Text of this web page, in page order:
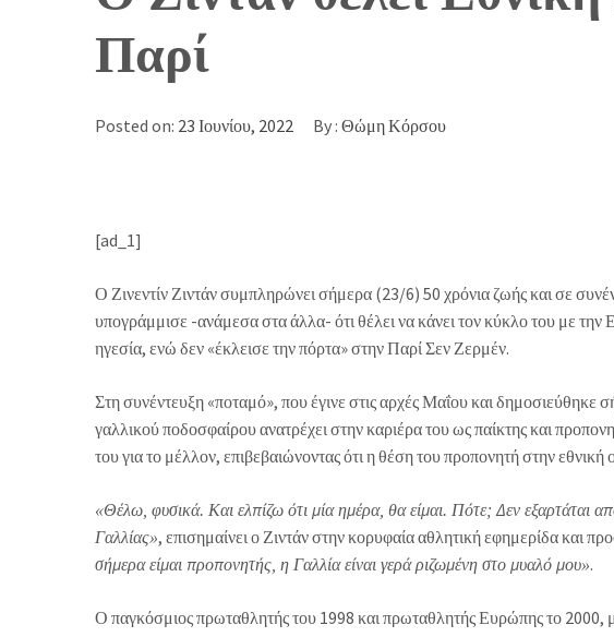
Παρί
Posted on: 23 Ιουνίου, 2022 By : Θώμη Κόρσου
[ad_1]
Ο Ζινεντίν Ζιντάν συμπληρώνει σήμερα (23/6) 50 χρόνια ζωής και σε
υπογράμμισε -ανάμεσα στα άλλα- ότι θέλει να κάνει τον κύκλο του με την
ηγεσία, ενώ δεν «έκλεισε την πόρτα» στην Παρί Σεν Ζερμέν.
Στη συνέντευξη «ποταμό», που έγινε στις αρχές Μαΐου και δημοσιεύθηκε
γαλλικού ποδοσφαίρου ανατρέχει στην καριέρα του ως παίκτης και
του για το μέλλον, επιβεβαιώνοντας ότι η θέση του προπονητή στην εθνική
«Θέλω, φυσικά. Και ελπίζω ότι μία ημέρα, θα είμαι. Πότε; Δεν εξαρτάται
Γαλλίας», επισημαίνει ο Ζιντάν στην κορυφαία αθλητική εφημερίδα και
σήμερα είμαι προπονητής, η Γαλλία είναι γερά ριζωμένη στο μυαλό μου».
Ο παγκόσμιος πρωταθλητής του 1998 και πρωταθλητής Ευρώπης το 2000,